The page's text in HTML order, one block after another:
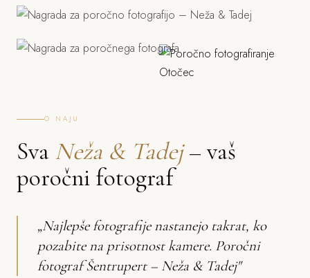
O NAJU
Sva Neža & Tadej– vaš
poročni fotograf
„Najlepše fotografije nastanejo takrat, ko
pozabite na prisotnost kamere. Poročni
fotograf Šentrupert – Neža & Tadej"